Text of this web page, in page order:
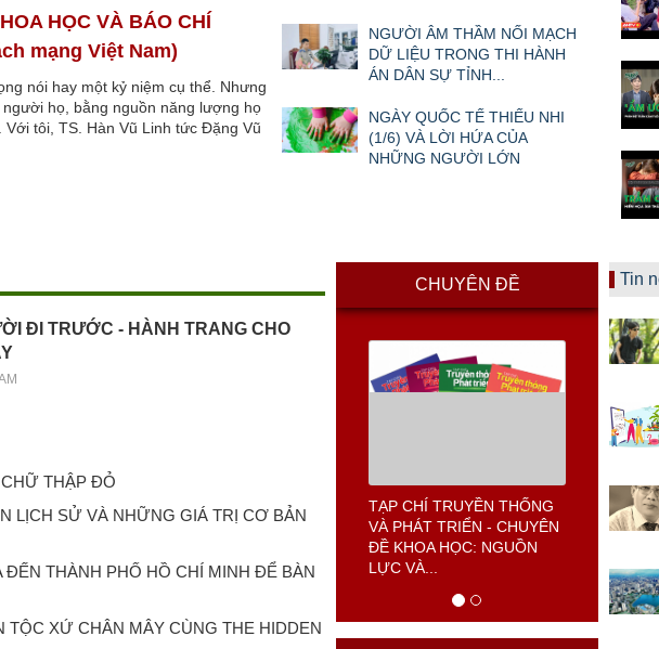
HỌC VÀ BÁO CHÍ
mạng Việt Nam)
nói hay một kỷ niệm cụ thể. Nhưng
họ, bằng nguồn năng lượng họ
tôi, TS. Hàn Vũ Linh tức Đặng Vũ
NGƯỜI ÂM THẦM NỐI MẠCH
DỮ LIỆU TRONG THI HÀNH
ÁN DÂN SỰ TỈNH...
NGÀY QUỐC TẾ THIẾU NHI
(1/6) VÀ LỜI HỨA CỦA
NHỮNG NGƯỜI LỚN
ĐI TRƯỚC - HÀNH TRANG CHO
THẬP ĐỎ
LỊCH SỬ VÀ NHỮNG GIÁ TRỊ CƠ BẢN
THÀNH PHỐ HỒ CHÍ MINH ĐỂ BÀN
TỘC XỨ CHÂN MÂY CÙNG THE HIDDEN
CHUYÊN ĐỀ
TẠP CHÍ TRUYỀN THỐNG
VÀ PHÁT TRIỂN - CHUYÊN
ĐỀ KHOA HỌC: NGUỒN
LỰC VÀ...
Tin